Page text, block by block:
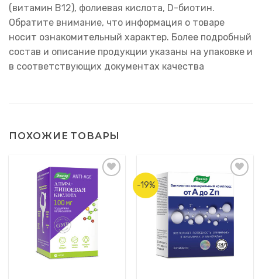
(витамин В12), фолиевая кислота, D-биотин.
Обратите внимание, что информация о товаре
носит ознакомительный характер. Более подробный
состав и описание продукции указаны на упаковке и
в соответствующих документах качества
ПОХОЖИЕ ТОВАРЫ
-19%